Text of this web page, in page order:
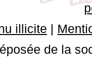
illicite |
de la